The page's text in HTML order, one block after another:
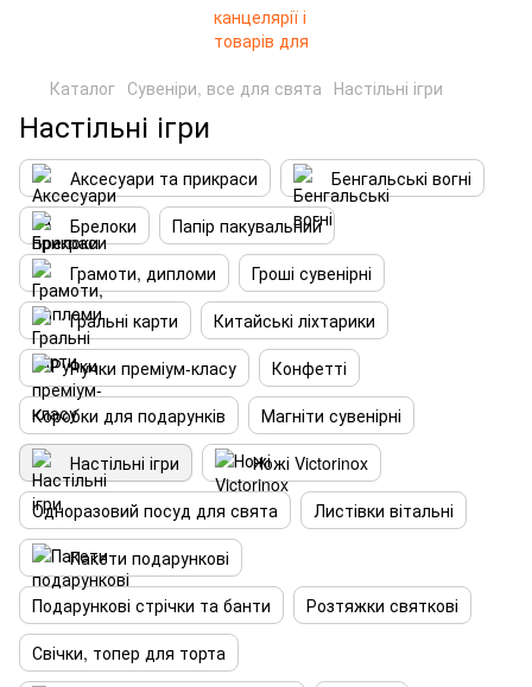
Каталог Сувеніри, все для свята Настільні ігри
Настільні ігри
Аксесуари та прикраси
Бенгальські вогні
Брелоки
Папір пакувальний
Грамоти, дипломи
Гроші сувенірні
Гральні карти
Китайські ліхтарики
Ручки преміум-класу
Конфетті
Коробки для подарунків
Магніти сувенірні
Настільні ігри
Ножі Victorinox
Одноразовий посуд для свята
Листівки вітальні
Пакети подарункові
Подарункові стрічки та банти
Розтяжки святкові
Свічки, топер для торта